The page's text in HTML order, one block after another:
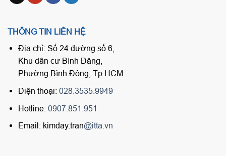
THÔNG TIN LIÊN HỆ
Địa chỉ: Số 24 đường số 6,
Khu dân cư Bình Đăng,
Phường Bình Đông, Tp.HCM
Điện thoại: 028.3535.9949
Hotline: 0907.851.951
Email: kimday.tran@itta.vn